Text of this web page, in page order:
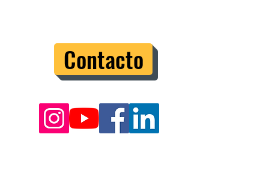
Contacto